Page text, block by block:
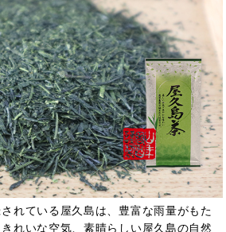
れている屋久島は、豊富な雨量がもた
れいな空気、素晴らしい屋久島の自然